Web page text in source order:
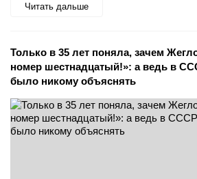
Читать дальше
Только в 35 лет поняла, зачем
номер шестнадцатый!»: а ведь в
было никому объяснять